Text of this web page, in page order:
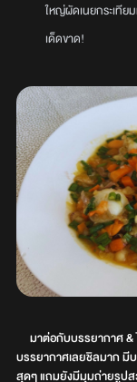
ใหญ่ผัดเนยกระเที
เด็ดขาด!
มาต่อกับบรรยากาศ &
บรรยากาศเลยชิลมาก มี
สุดๆ แถมยังมีมุมถ่ายรูปส